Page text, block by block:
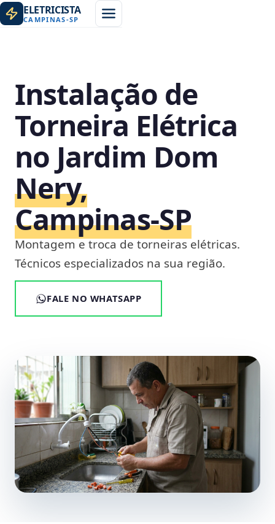
ELETRICISTA
CAMPINAS-SP
Instalação de
Torneira Elétrica
no Jardim Dom
Nery,
Campinas‑SP
Montagem e troca de torneiras elétricas.
Técnicos especializados na sua região.
FALE NO WHATSAPP